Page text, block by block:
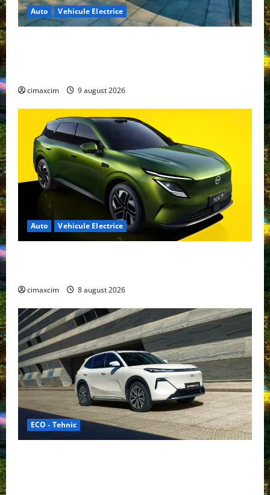
Auto Vehicule Electrice
cimaxcim 9 august 2026
Auto Vehicule Electrice
cimaxcim 8 august 2026
ECO - Tehnic